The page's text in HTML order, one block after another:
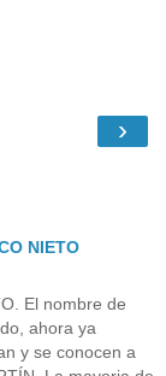
›
NIETO
El nombre de
ahora ya
y se conocen a